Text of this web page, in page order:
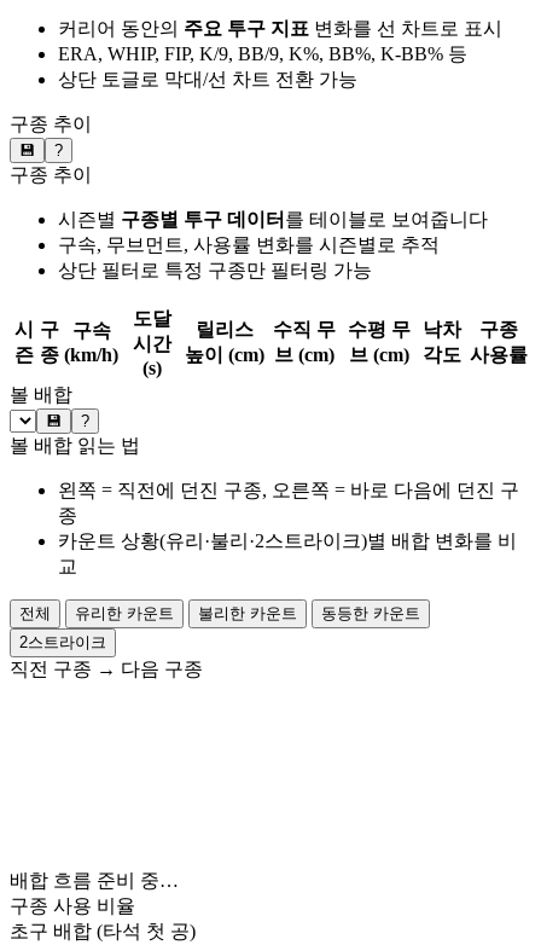
커리어 동안의 주요 투구 지표 변화를 선 차트로 표시
ERA, WHIP, FIP, K/9, BB/9, K%, BB%, K-BB% 등
상단 토글로 막대/선 차트 전환 가능
구종 추이
💾 ?
구종 추이
시즌별 구종별 투구 데이터 를 테이블로 보여줍니다
구속, 무브먼트, 사용률 변화를 시즌별로 추적
상단 필터로 특정 구종만 필터링 가능
시
즌
구
종
구속
(km/h)
도달
시간
(s)
릴리스
높이 (cm)
수직 무
브 (cm)
수평 무
브 (cm)
낙차
각도
구종
사용률
볼 배합
💾 ?
볼 배합 읽는 법
왼쪽 = 직전에 던진 구종, 오른쪽 = 바로 다음에 던진 구
종
카운트 상황(유리·불리·2스트라이크)별 배합 변화를 비
교
전체 유리한 카운트 불리한 카운트
동등한 카운트
2스트라이크
직전 구종 → 다음 구종
배합 흐름 준비 중…
구종 사용 비율
초구 배합 (타석 첫 공)